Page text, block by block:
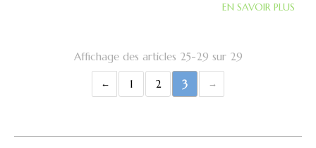
EN SAVOIR PLUS
Affichage des articles 25-29 sur 29
1 2 3